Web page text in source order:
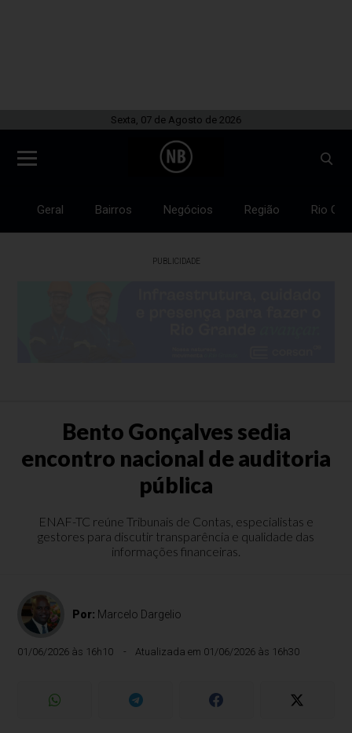
Sexta, 07 de Agosto de 2026
Geral Bairros Negócios Região Rio
PUBLICIDADE
Bento Gonçalves sedia
encontro nacional de auditoria
pública
ENAF-TC reúne Tribunais de Contas, especialistas e
gestores para discutir transparência e qualidade das
informações financeiras.
Por: Marcelo Dargelio
01/06/2026 às 16h10 Atualizada em 01/06/2026 às 16h30